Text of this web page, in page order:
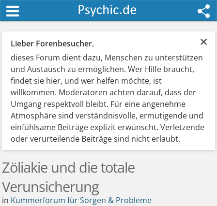
×
Lieber Forenbesucher,
dieses Forum dient dazu, Menschen zu unterstützen
und Austausch zu ermöglichen. Wer Hilfe braucht,
findet sie hier, und wer helfen möchte, ist
willkommen. Moderatoren achten darauf, dass der
Umgang respektvoll bleibt. Für eine angenehme
Atmosphäre sind verständnisvolle, ermutigende und
einfühlsame Beiträge explizit erwünscht. Verletzende
oder verurteilende Beiträge sind nicht erlaubt.
Zöliakie und die totale
Verunsicherung
in Kummerforum für Sorgen & Probleme